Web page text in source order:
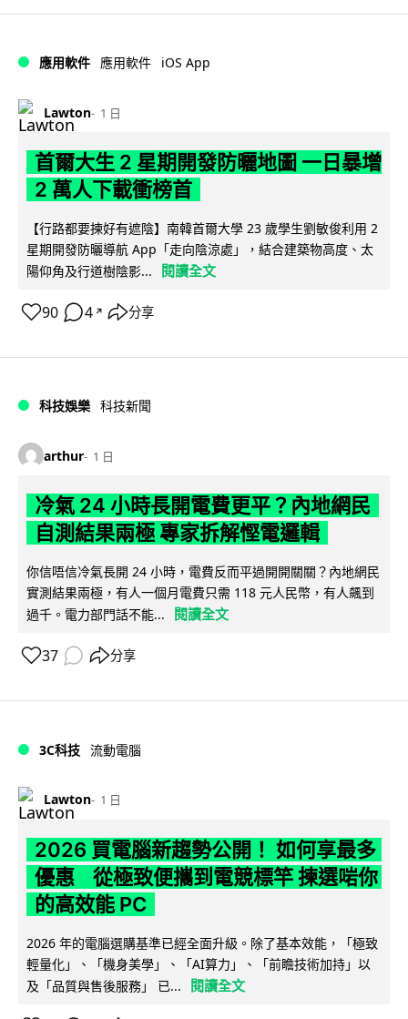
應用軟件 應用軟件 iOS App
Lawton 1 日
首爾大生 2 星期開發防曬地圖 一日暴增
2 萬人下載衝榜首
【行路都要揀好有遮陰】南韓首爾大學 23 歲學生劉敏俊利用 2
星期開發防曬導航 App「走向陰涼處」，結合建築物高度、太
陽仰角及行道樹陰影...
閱讀全文
90 4 ↗ 分享
科技娛樂 科技新聞
arthur 1 日
冷氣 24 小時長開電費更平？內地網民
自測結果兩極 專家拆解慳電邏輯
你信唔信冷氣長開 24 小時，電費反而平過開開關關？內地網民
實測結果兩極，有人一個月電費只需 118 元人民幣，有人飆到
過千。電力部門話不能...
閱讀全文
37 分享
3C科技 流動電腦
Lawton 1 日
2026 買電腦新趨勢公開！ 如何享最多
優惠 從極致便攜到電競標竿 揀選啱你
的高效能 PC
2026 年的電腦選購基準已經全面升級。除了基本效能，「極致
輕量化」、「機身美學」、「AI算力」、「前瞻技術加持」以
及「品質與售後服務」 已...
閱讀全文